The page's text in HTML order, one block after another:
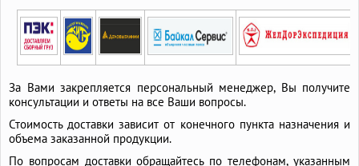
За Вами закрепляется персональный менеджер, Вы получите
консультации и ответы на все Ваши вопросы.
Стоимость доставки зависит от конечного пункта назначения и
объема заказанной продукции.
По вопросам доставки обращайтесь по телефонам, указанным